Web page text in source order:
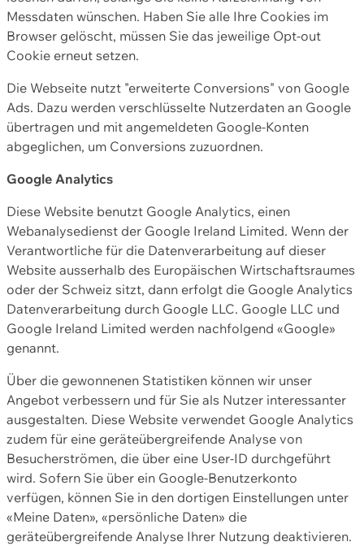
Messdaten wünschen. Haben Sie alle Ihre Cookies im
Browser gelöscht, müssen Sie das jeweilige Opt-out
Cookie erneut setzen.
Die Webseite nutzt "erweiterte Conversions" von Google
Ads. Dazu werden verschlüsselte Nutzerdaten an Google
übertragen und mit angemeldeten Google-Konten
abgeglichen, um Conversions zuzuordnen.
Google Analytics
Diese Website benutzt Google Analytics, einen
Webanalysedienst der Google Ireland Limited. Wenn der
Verantwortliche für die Datenverarbeitung auf dieser
Website ausserhalb des Europäischen Wirtschaftsraumes
oder der Schweiz sitzt, dann erfolgt die Google Analytics
Datenverarbeitung durch Google LLC. Google LLC und
Google Ireland Limited werden nachfolgend «Google»
genannt.
Über die gewonnenen Statistiken können wir unser
Angebot verbessern und für Sie als Nutzer interessanter
ausgestalten. Diese Website verwendet Google Analytics
zudem für eine geräteübergreifende Analyse von
Besucherströmen, die über eine User-ID durchgeführt
wird. Sofern Sie über ein Google-Benutzerkonto
verfügen, können Sie in den dortigen Einstellungen unter
«Meine Daten», «persönliche Daten» die
geräteübergreifende Analyse Ihrer Nutzung deaktivieren.